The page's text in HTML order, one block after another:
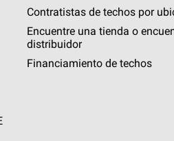
Contratistas de techos por
Encuentre una tienda o
distribuidor
Financiamiento de techos